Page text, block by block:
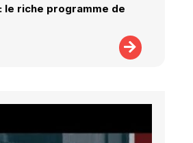
le riche programme de